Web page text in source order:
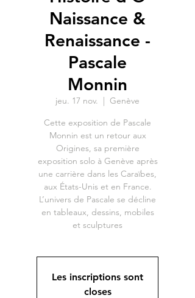
Naissance &
Renaissance -
Pascale
Monnin
jeu. 17 nov.
  |
Genève
Cette exposition de Pascale
Monnin est un retour aux
Origines, sa première
exposition solo à Genève après
une carrière dans les Caraïbes,
aux États-Unis et en France.
L’univers de Pascale se décline
en tableaux, dessins, mobiles
et sculptures
Les inscriptions sont
closes